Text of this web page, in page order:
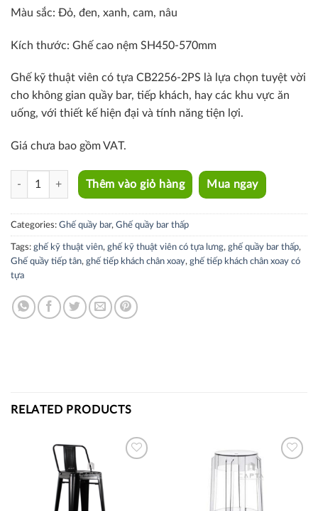
Màu sắc: Đỏ, đen, xanh, cam, nâu
Kích thước: Ghế cao nệm SH450-570mm
Ghế kỹ thuật viên có tựa CB2256-2PS là lựa chọn tuyệt vời
cho không gian quầy bar, tiếp khách, hay các khu vực ăn
uống, với thiết kế hiện đại và tính năng tiện lợi.
Giá chưa bao gồm VAT.
CB2256-2PS quantity
Thêm vào giỏ hàng Mua ngay
Categories: Ghế quầy bar, Ghế quầy bar thấp
Tags: ghế kỹ thuật viên, ghế kỹ thuật viên có tựa lưng, ghế quầy bar thấp,
Ghế quầy tiếp tân, ghế tiếp khách chân xoay, ghế tiếp khách chân xoay có
tựa
RELATED PRODUCTS